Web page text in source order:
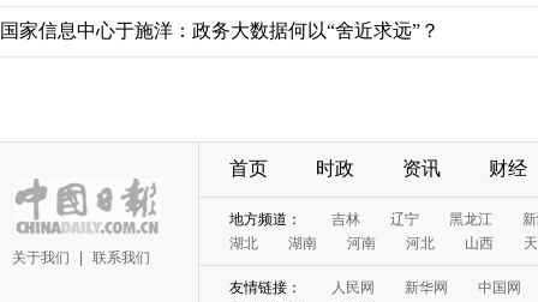
国家信息中心于施洋：政务大数据何以“舍近求远”？
关于我们 联系我们
首页 时政 资讯 财经
地方频道： 吉林 辽宁 黑龙江
湖北
湖南 河南 河北 山西
友情链接： 人民网 新华网
中国网